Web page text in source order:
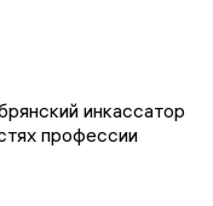
инкассатор
профессии